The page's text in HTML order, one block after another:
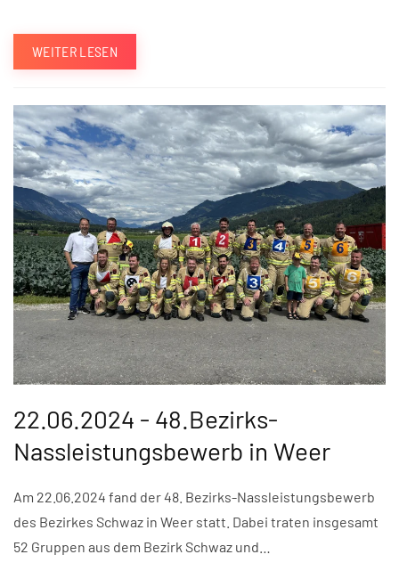
WEITER LESEN
22.06.2024 - 48.Bezirks-
Nassleistungsbewerb in Weer
Am 22.06.2024 fand der 48. Bezirks-Nassleistungsbewerb
des Bezirkes Schwaz in Weer statt. Dabei traten insgesamt
52 Gruppen aus dem Bezirk Schwaz und…